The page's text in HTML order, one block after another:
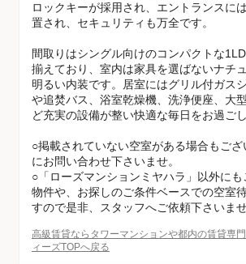
ロックキーが採用され、エントランスに
置され、セキュリティも万全です。
間取りはシングル向けのコンパクトな
揃えており、室内は家具を選ばないナチ
明るい内装です。居室にはグリル付ガス
や追焚バス、浴室乾燥機、洗浄便座、大
ど充実の設備が整い快適な毎日をお過ご
○掲載されていない空室がある場合もご
にお問い合わせ下さいませ。
○「ローズマンションミヤハラ」以外に
物件や、お探しのご条件ベースでの空室
すので是非、スタッフへご依頼下さいませ
高級賃貸ならタワーマンションや都内の賃貸専
ィーズTOPへ戻る